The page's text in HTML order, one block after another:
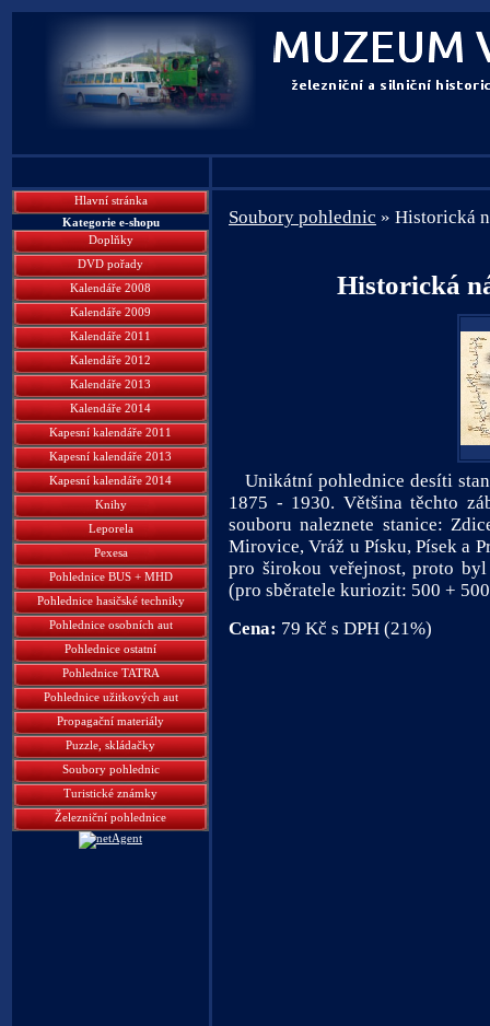
Hlavní stránka
Kategorie e-shopu
Doplňky
DVD pořady
Kalendáře 2008
Kalendáře 2009
Kalendáře 2011
Kalendáře 2012
Kalendáře 2013
Kalendáře 2014
Kapesní kalendáře 2011
Kapesní kalendáře 2013
Kapesní kalendáře 2014
Knihy
Leporela
Pexesa
Pohlednice BUS + MHD
Pohlednice hasičské techniky
Pohlednice osobních aut
Pohlednice ostatní
Pohlednice TATRA
Pohlednice užitkových aut
Propagační materiály
Puzzle, skládačky
Soubory pohlednic
Turistické známky
Železniční pohlednice
Soubory pohlednic » Historická
Historická
Unikátní pohlednice desíti
1875 - 1930. Většina těchto
souboru naleznete stanice:
Mirovice, Vráž u Písku, Písek a
pro širokou veřejnost, proto
(pro sběratele kuriozit: 500 +
Cena: 79 Kč s DPH (21%)